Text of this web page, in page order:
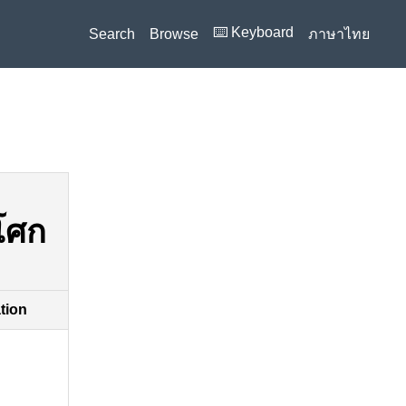
Search Browse ⌨️ Keyboard ภาษาไทย
ก